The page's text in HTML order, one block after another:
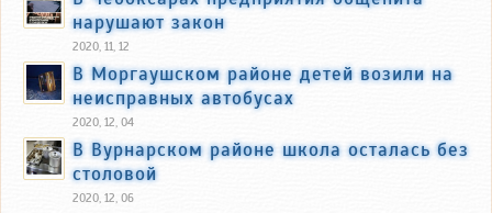
нарушают закон
2020, 11, 12
В Моргаушском районе детей возили на
неисправных автобусах
2020, 12, 04
В Вурнарском районе школа осталась без
столовой
2020, 12, 06